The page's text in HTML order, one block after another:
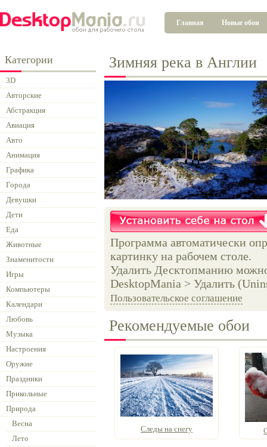
Главная Новые обои
Категории
3D
Авторские
Абстракция
Авиация
Авто
Анимация
Графика
Города
Девушки
Дети
Еда
Животные
Знаменитости
Игры
Компьютеры
Календари
Любовь
Музыка
Настроения
Оружие
Праздники
Прикольные
Природа
Весна
Лето
Зимняя река в Англии
Программа автоматически
картинку на рабочем столе.
Удалить Десктопманию
DesktopMania > Удалить
Пользовательское соглашение
Рекомендуемые обои
Следы на снегу